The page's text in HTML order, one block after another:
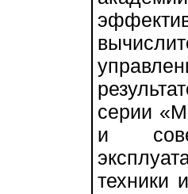
серии
и
техники